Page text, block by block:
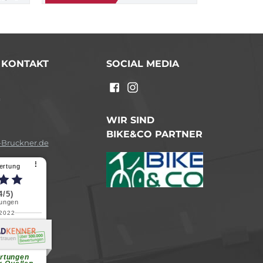
⠇
5)
B.
SOCIAL MEDIA
WIR SIND
BIKE&CO PARTNER